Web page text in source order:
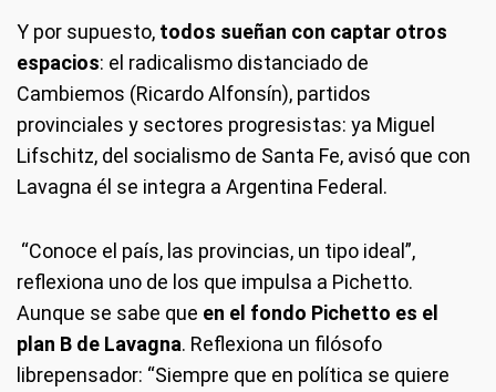
Y por supuesto, todos sueñan con captar otros
espacios: el radicalismo distanciado de
Cambiemos (Ricardo Alfonsín), partidos
provinciales y sectores progresistas: ya Miguel
Lifschitz, del socialismo de Santa Fe, avisó que con
Lavagna él se integra a Argentina Federal.
“Conoce el país, las provincias, un tipo ideal”,
reflexiona uno de los que impulsa a Pichetto.
Aunque se sabe que en el fondo Pichetto es el
plan B de Lavagna. Reflexiona un filósofo
librepensador: “Siempre que en política se quiere